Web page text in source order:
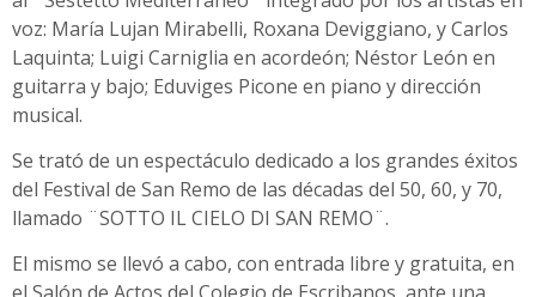
voz: María Lujan Mirabelli, Roxana Deviggiano, y Carlos
Laquinta; Luigi Carniglia en acordeón; Néstor León en
guitarra y bajo; Eduviges Picone en piano y dirección
musical.
Se trató de un espectáculo dedicado a los grandes éxitos
del Festival de San Remo de las décadas del 50, 60, y 70,
llamado ¨SOTTO IL CIELO DI SAN REMO¨.
El mismo se llevó a cabo, con entrada libre y gratuita, en